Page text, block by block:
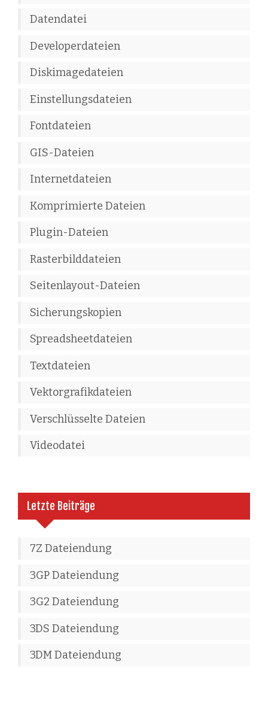
Datendatei
Developerdateien
Diskimagedateien
Einstellungsdateien
Fontdateien
GIS-Dateien
Internetdateien
Komprimierte Dateien
Plugin-Dateien
Rasterbilddateien
Seitenlayout-Dateien
Sicherungskopien
Spreadsheetdateien
Textdateien
Vektorgrafikdateien
Verschlüsselte Dateien
Videodatei
Letzte Beiträge
7Z Dateiendung
3GP Dateiendung
3G2 Dateiendung
3DS Dateiendung
3DM Dateiendung